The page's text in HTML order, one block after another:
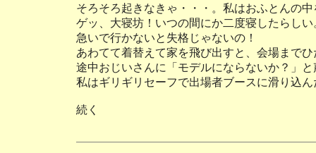
そろそろ起きなきゃ・・・。私はおふとんの
ゲッ、大寝坊！いつの間にか二度寝したらしい
急いで行かないと失格じゃないの！
あわてて着替えて家を飛び出すと、会場までひ
途中おじいさんに「モデルにならないか？」
私はギリギリセーフで出場者ブースに滑り込ん
続く